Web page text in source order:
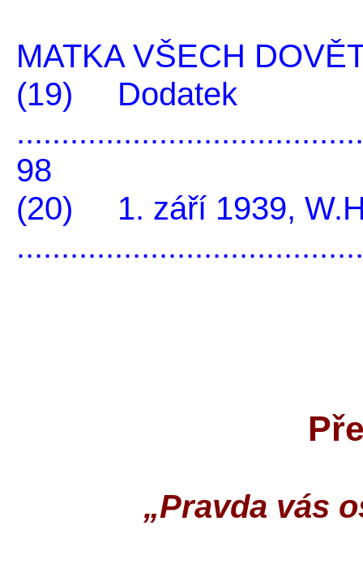
MATKA VŠECH
(19) Dodatek
98
(20) 1. září 1939,
„Pravda vás